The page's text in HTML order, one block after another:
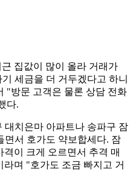
집값이 많이 올라 거래가
세금을 더 거두겠다고 하니
"방문 고객은 물론 상담 전화
다.
대치은마 아파트나 송파구 잠
면서 호가도 약보합세다. 잠
이 크게 오르면서 추격 매
며 "호가도 조금 빠지고 거